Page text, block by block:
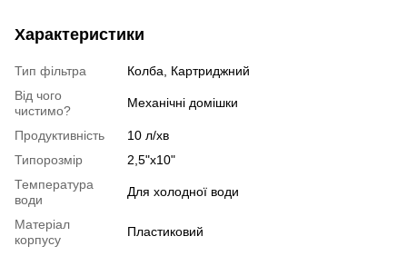
Характеристики
Тип фільтра
Колба, Картриджний
Від чого
чистимо?
Механічні домішки
Продуктивність
10 л/хв
Типорозмір
2,5"х10"
Температура
води
Для холодної води
Матеріал
корпусу
Пластиковий